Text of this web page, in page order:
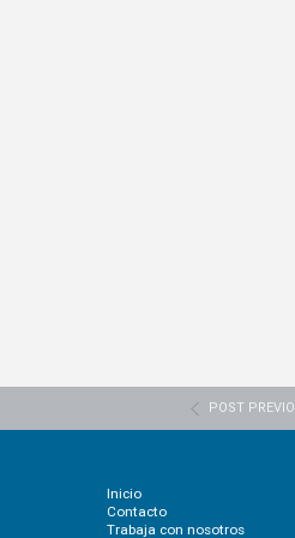
POST PREVIO
Inicio
Contacto
Trabaja con nosotros